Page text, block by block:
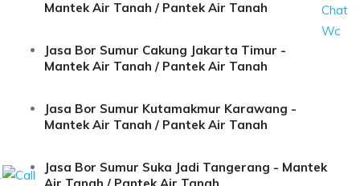
Mantek Air Tanah / Pantek Air Tanah
Jasa Bor Sumur Cakung Jakarta Timur -
Mantek Air Tanah / Pantek Air Tanah
Jasa Bor Sumur Kutamakmur Karawang -
Mantek Air Tanah / Pantek Air Tanah
Jasa Bor Sumur Suka Jadi Tangerang - Mantek